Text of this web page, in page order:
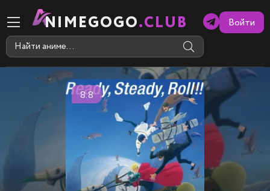
NIMEGOGO.CLUB Войти
8.8